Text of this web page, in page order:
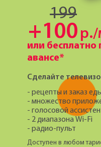
199
+100 р./
или бесплатно
авансе*
Сделайте
- рецепты и заказ
- множество
- голосовой
- 2 диапазона Wi-Fi
- радио-пульт
Доступен в любом